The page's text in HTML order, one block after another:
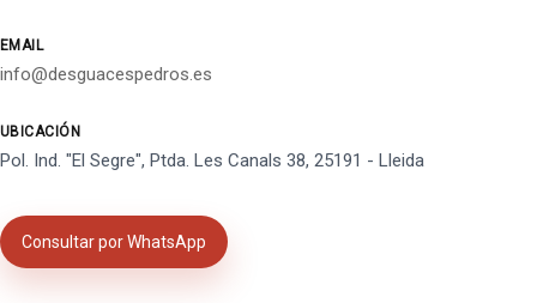
EMAIL
info@desguacespedros.es
UBICACIÓN
Pol. Ind. "El Segre", Ptda. Les Canals 38, 25191 - Lleida
Consultar por WhatsApp